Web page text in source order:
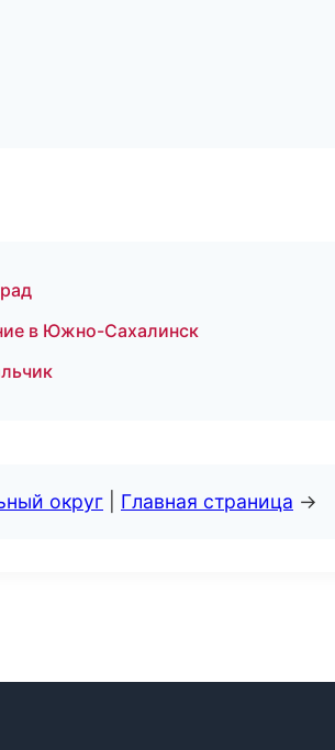
в Южно-Сахалинск
округ Главная страница →